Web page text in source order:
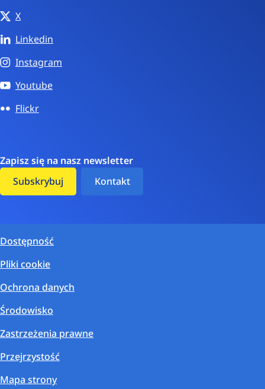
X
Linkedin
Instagram
Youtube
Flickr
Zapisz się na nasz newsletter
Subskrybuj
Kontakt
Dostępność
Pliki cookie
Ochrona danych
Środowisko
Zastrzeżenia prawne
Przejrzystość
Mapa strony